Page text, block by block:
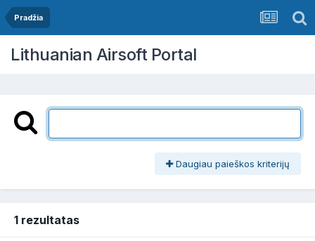
Pradžia
Lithuanian Airsoft Portal
Daugiau paieškos kriterijų
1 rezultatas